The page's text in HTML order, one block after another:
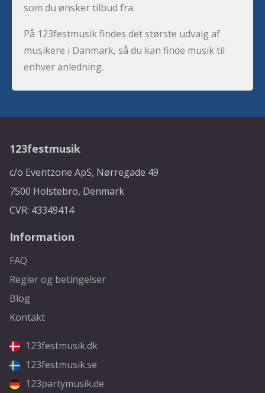
som du ønsker tilbud fra.
På 123festmusik findes det største udvalg af
musikere i Danmark, så du kan finde musik til
enhver anledning.
123festmusik
c/o Eventzone ApS, Nørregade 49
7500 Holstebro, Denmark
CVR: 43349414
Information
FAQ
Regler og betingelser
Blog
Kontakt
123festmusik.dk
123festmusik.se
123partymusik.de